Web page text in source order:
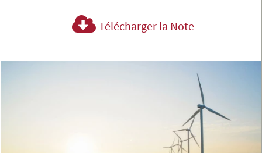
Télécharger la Note